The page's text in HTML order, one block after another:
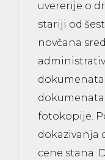
uverenje o
stariji od
novčana
fotokopije.
dokazivanja
cene stana.